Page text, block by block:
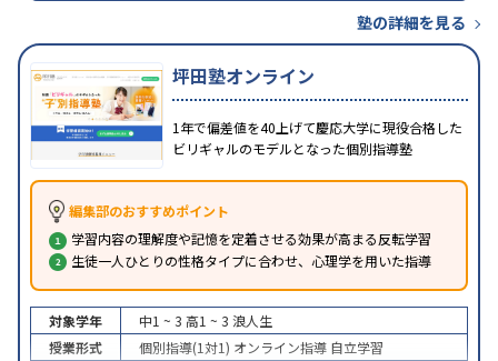
塾の詳細を見る
坪田塾オンライン
1年で偏差値を40上げて慶応大学に現役合格した
ビリギャルのモデルとなった個別指導塾
編集部のおすすめポイント
学習内容の理解度や記憶を定着させる効果が高まる反転学習
生徒一人ひとりの性格タイプに合わせ、心理学を用いた指導
対象学年 中1 ~ 3 高1 ~ 3 浪人生
授業形式
個別指導(1対1) オンライン指導 自立学習